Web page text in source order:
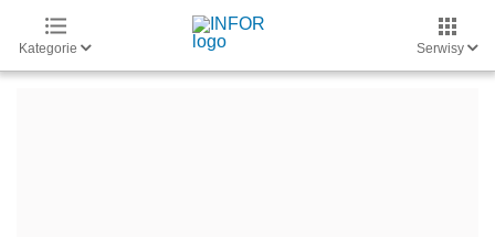
Kategorie Serwisy